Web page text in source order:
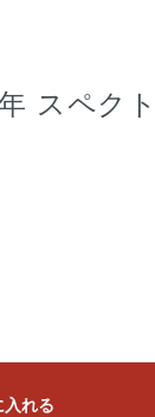
スペク
入れる